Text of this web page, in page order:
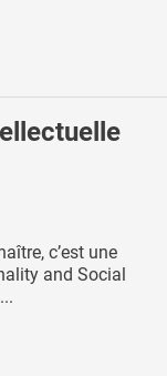
c’est une
and Social